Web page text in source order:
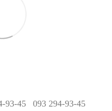
93-45 093 294-93-45